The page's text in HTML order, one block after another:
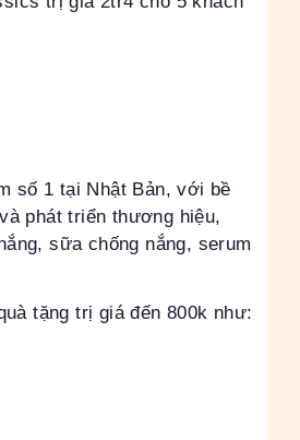
số 1 tại Nhật Bản, với bề
phát triển thương hiệu,
sữa chống nắng, serum
tặng trị giá đến 800k như: